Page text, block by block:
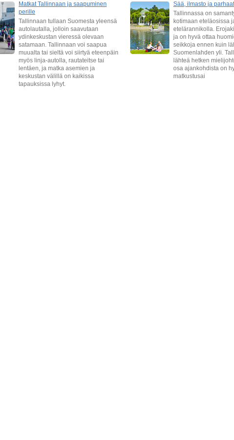
Matkat Tallinnaan ja saapuminen
perille
Tallinnaan tullaan Suomesta yleensä
autolautalla, jolloin saavutaan
ydinkeskustan vieressä olevaan
satamaan. Tallinnaan voi saapua
muualta tai sieltä voi siirtyä eteenpäin
myös linja-autolla, rautateitse tai
lentäen, ja matka asemien ja
keskustan välillä on kaikissa
tapauksissa lyhyt.
Sää, ilmasto ja
Tallinnassa on
kotimaan eteläosissa
etelärannikolla.
ja on hyvä ottaa
seikkoja ennen kuin
Suomenlahden yli.
lähteä hetken
osa ajankohdista on
matkustusai